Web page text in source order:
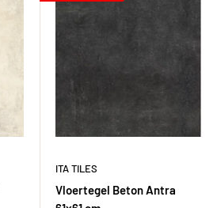
ITA TILES
Vloertegel Beton Antra